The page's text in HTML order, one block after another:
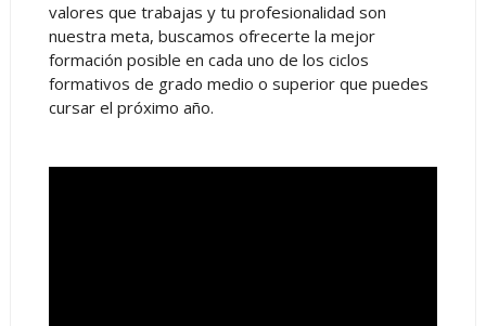
valores que trabajas y tu profesionalidad son
nuestra meta, buscamos ofrecerte la mejor
formación posible en cada uno de los ciclos
formativos de grado medio o superior que puedes
cursar el próximo año.